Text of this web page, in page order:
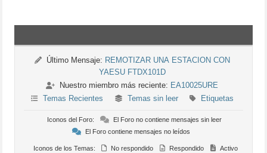
Último Mensaje: REMOTIZAR UNA ESTACION CON
YAESU FTDX101D
Nuestro miembro más reciente: EA10025URE
Temas Recientes
Temas sin leer Etiquetas
Iconos del Foro:
El Foro no contiene mensajes sin leer
El Foro contiene mensajes no leídos
Iconos de los Temas: No respondido Respondido
Activo